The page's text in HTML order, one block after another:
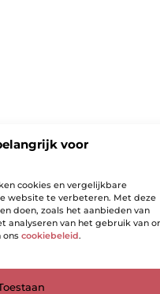
voor
cookies en vergelijkbare
website te verbeteren. Met deze
doen, zoals het aanbieden van
analyseren van het gebruik van
ons cookiebeleid.